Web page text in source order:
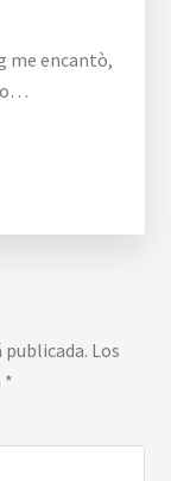
me encantò,
Los
*